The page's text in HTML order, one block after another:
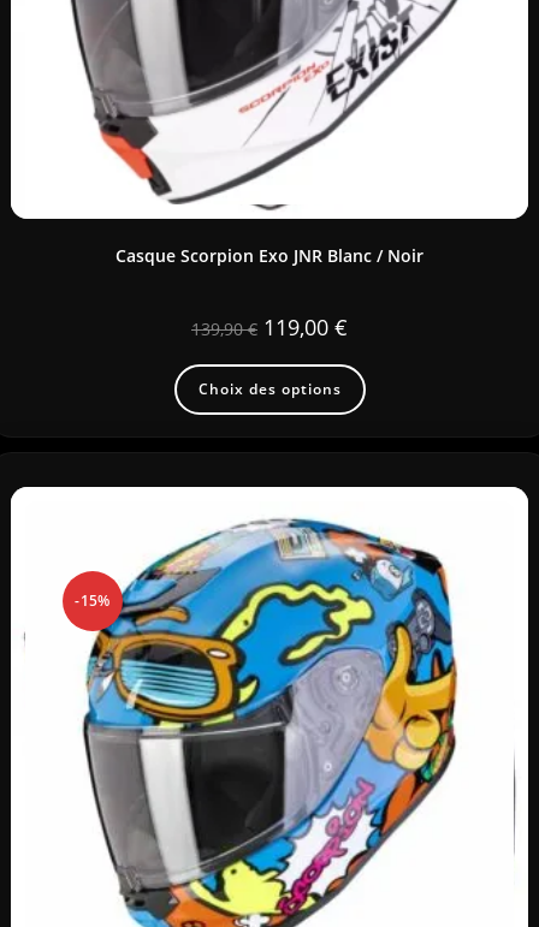
Casque Scorpion Exo JNR Blanc / Noir
139,90€ 119,00 €
Choix des options
-15%